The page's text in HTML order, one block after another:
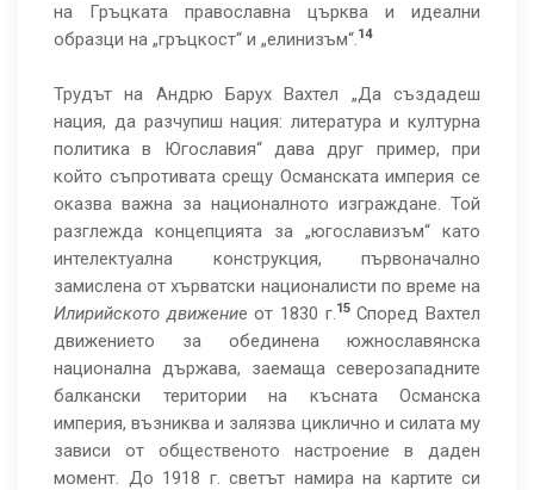
на Гръцката православна църква и идеални
образци на „гръцкост“ и „елинизъм“.14
Трудът на Андрю Барух Вахтел „Да създадеш
нация, да разчупиш нация: литература и културна
политика в Югославия“ дава друг пример, при
който съпротивата срещу Османската империя се
оказва важна за националното изграждане. Той
разглежда концепцията за „югославизъм“ като
интелектуална конструкция, първоначално
замислена от хърватски националисти по време на
Илирийското движение от 1830 г.15Според Вахтел
движението за обединена южнославянска
национална държава, заемаща северозападните
балкански територии на късната Османска
империя, възниква и залязва циклично и силата му
зависи от общественото настроение в даден
момент. До 1918 г. светът намира на картите си